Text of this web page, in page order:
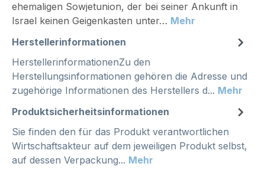
ehemaligen Sowjetunion, der bei seiner Ankunft in
Israel keinen Geigenkasten unter… Mehr
Herstellerinformationen
HerstellerinformationenZu den
Herstellungsinformationen gehören die Adresse und
zugehörige Informationen des Herstellers d... Mehr
Produktsicherheitsinformationen
Sie finden den für das Produkt verantwortlichen
Wirtschaftsakteur auf dem jeweiligen Produkt selbst,
auf dessen Verpackung... Mehr